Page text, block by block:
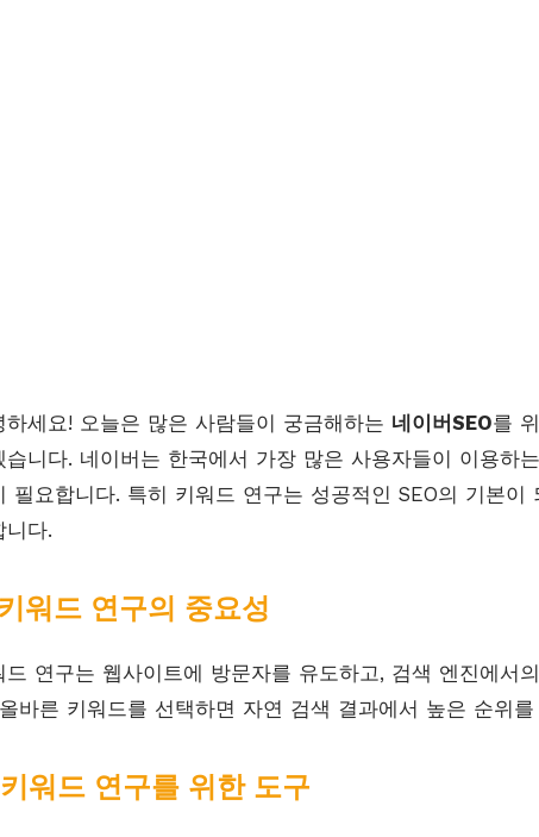
하세요! 오늘은 많은 사람들이 궁금해하는 네이버SEO를
습니다. 네이버는 한국에서 가장 많은 사용자들이 이용하
필요합니다. 특히 키워드 연구는 성공적인 SEO의 기본
니다.
워드 연구의 중요성
드 연구는 웹사이트에 방문자를 유도하고, 검색 엔진에서
바른 키워드를 선택하면 자연 검색 결과에서 높은 순위
워드 연구를 위한 도구